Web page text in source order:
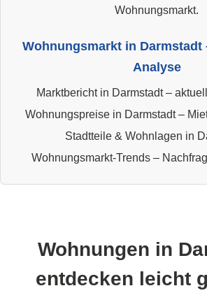
Wohnungsmarkt.
Wohnungsmarkt in Darmstadt
Analyse
Marktbericht in Darmstadt –
Wohnungspreise in Darmstadt –
Stadtteile & Wohnlagen in
Wohnungsmarkt-Trends –
Wohnungen in
entdecken leicht